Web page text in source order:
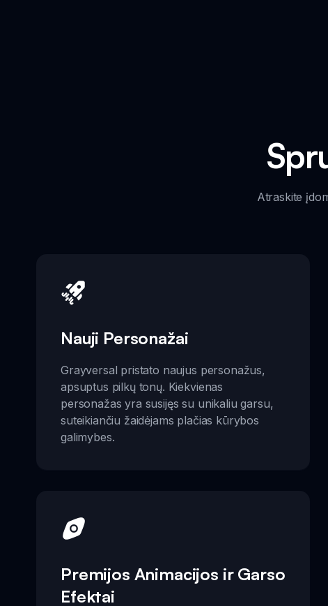
Atraskite
Nauji Personažai
Grayversal pristato naujus personažus,
apsuptus pilkų tonų. Kiekvienas
personažas yra susijęs su unikaliu garsu,
suteikiančiu žaidėjams plačias kūrybos
galimybes.
Premijos Animacijos ir Garso
Efektai